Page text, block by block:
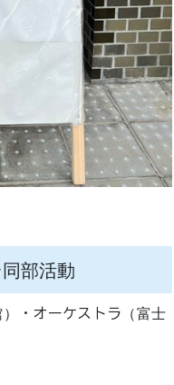
部活動
・オーケストラ（富士